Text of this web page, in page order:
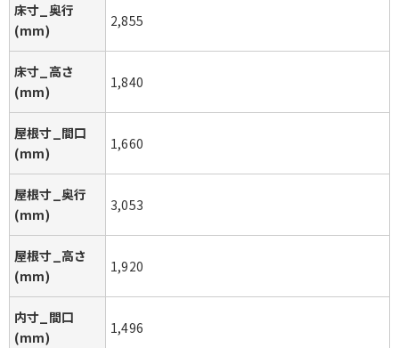
床寸_奥行
(mm)
2,855
床寸_高さ
(mm)
1,840
屋根寸_間口
(mm)
1,660
屋根寸_奥行
(mm)
3,053
屋根寸_高さ
(mm)
1,920
内寸_間口
(mm)
1,496